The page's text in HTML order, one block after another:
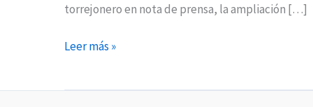
torrejonero en nota de prensa, la ampliación […]
Leer más »